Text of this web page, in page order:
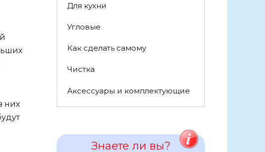
них
Для кухни
Угловые
Как сделать самому
Чистка
Аксессуары и комплектующие
Знаете ли вы?